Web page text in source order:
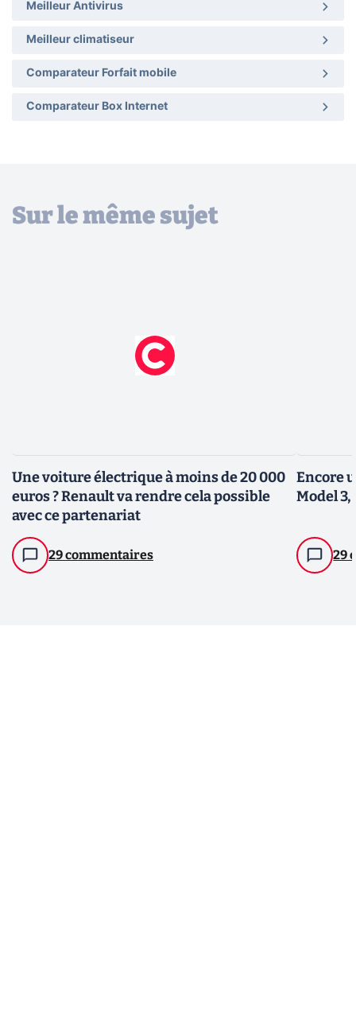
Meilleur Antivirus
Meilleur climatiseur
Comparateur Forfait mobile
Comparateur Box Internet
Sur le même sujet
Une voiture électrique à moins de 20 000
euros ? Renault va rendre cela possible
avec ce partenariat
29 commentaires
Encore
Model
29